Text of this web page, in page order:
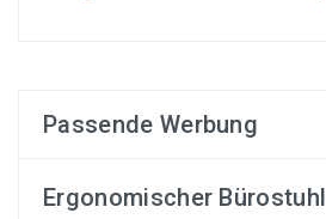
Passende Werbung
Ergonomischer Bürostuhl